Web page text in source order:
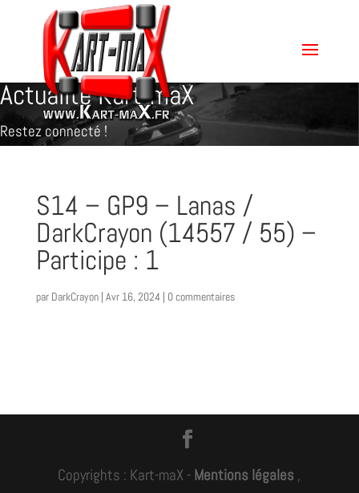
Actualité Kart-maX
Restez connecté !
S14 – GP9 – Lanas /
DarkCrayon (14557 / 55) –
Participe : 1
par DarkCrayon| Avr 16, 2024 | 0 commentaires
Copyrights : Kart-maX - Mentions légales ,